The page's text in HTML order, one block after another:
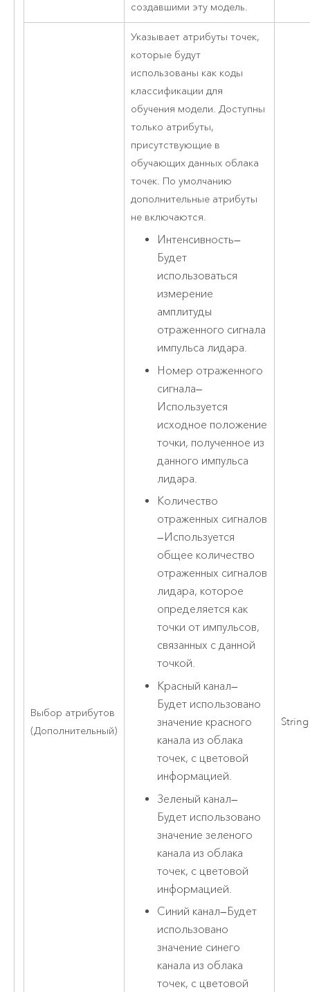
создавшими эту модель.
Выбор атрибутов
(Дополнительный)
Указывает атрибуты точек,
которые будут
использованы как коды
классификации для
обучения модели. Доступны
только атрибуты,
присутствующие в
обучающих данных облака
точек. По умолчанию
дополнительные атрибуты
не включаются.
Интенсивность—
Будет
использоваться
измерение
амплитуды
отраженного сигнала
импульса лидара.
Номер отраженного
сигнала—
Используется
исходное положение
точки, полученное из
данного импульса
лидара.
Количество
отраженных сигналов
—Используется
общее количество
отраженных сигналов
лидара, которое
определяется как
точки от импульсов,
связанных с данной
точкой.
Красный канал—
Будет использовано
значение красного
канала из облака
точек, с цветовой
информацией.
Зеленый канал—
Будет использовано
значение зеленого
канала из облака
точек, с цветовой
информацией.
Синий канал—Будет
использовано
значение синего
канала из облака
точек, с цветовой
String